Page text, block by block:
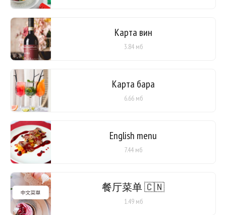
Карта вин
3.84 мб
Карта бара
6.66 мб
English menu
7.44 мб
餐厅菜单 🇨🇳
1.49 мб